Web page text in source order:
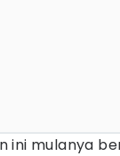
ini mulanya